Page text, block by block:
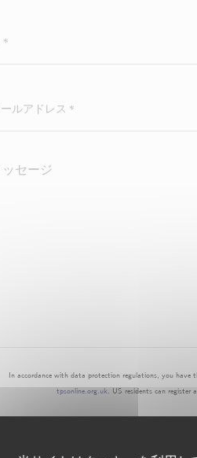
In accordance with data protection regulations, you have
tpsonline.org.uk. US residents can register